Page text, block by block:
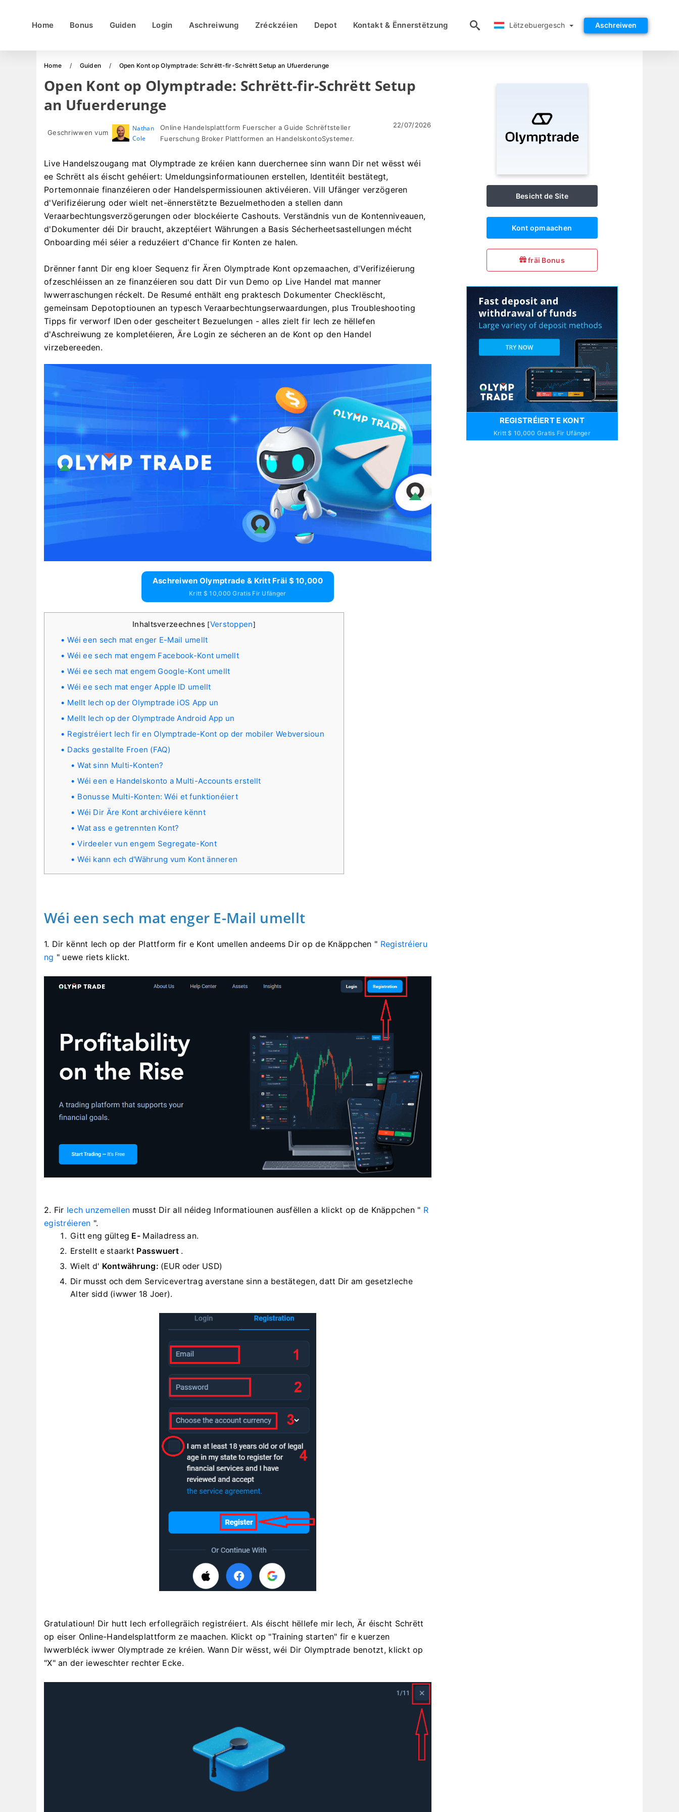
Home Bonus Guiden Login Aschreiwung Zréckzéien Depot Kontakt & Ënnerstëtzung Lëtzebuergesch Aschreiwen
Home Guiden Open Kont op Olymptrade: Schrëtt-fir-Schrëtt Setup an Ufuerderunge
Open Kont op Olymptrade: Schrëtt-fir-Schrëtt Setup
an Ufuerderunge
Geschriwwen vum
Nathan
Cole
Online Handelsplattform Fuerscher a Guide Schrëftsteller
Fuerschung Broker Plattformen an HandelskontoSystemer.
22/07/2026
Live Handelszougang mat Olymptrade ze kréien kann duerchernee sinn wann Dir net wësst wéi
ee Schrëtt als éischt gehéiert: Umeldungsinformatiounen erstellen, Identitéit bestätegt,
Portemonnaie finanzéieren oder Handelspermissiounen aktivéieren. Vill Ufänger verzögeren
d'Verifizéierung oder wielt net-ënnerstëtzte Bezuelmethoden a stellen dann
Veraarbechtungsverzögerungen oder blockéierte Cashouts. Verständnis vun de Kontenniveauen,
d'Dokumenter déi Dir braucht, akzeptéiert Währungen a Basis Sécherheetsastellungen mécht
Onboarding méi séier a reduzéiert d'Chance fir Konten ze halen.
Drënner fannt Dir eng kloer Sequenz fir Ären Olymptrade Kont opzemaachen, d'Verifizéierung
ofzeschléissen an ze finanzéieren sou datt Dir vun Demo op Live Handel mat manner
Iwwerraschungen réckelt. De Resumé enthält eng praktesch Dokumenter Checklëscht,
gemeinsam Depotoptiounen an typesch Veraarbechtungserwaardungen, plus Troubleshooting
Tipps fir verworf IDen oder gescheitert Bezuelungen - alles zielt fir Iech ze hëllefen
d'Aschreiwung ze kompletéieren, Äre Login ze sécheren an de Kont op den Handel
virzebereeden.
Aschreiwen Olymptrade & Kritt Fräi $ 10,000
Kritt $ 10,000 Gratis Fir Ufänger
Inhaltsverzeechnes [Verstoppen]
Wéi een sech mat enger E-Mail umellt
Wéi ee sech mat engem Facebook-Kont umellt
Wéi ee sech mat engem Google-Kont umellt
Wéi ee sech mat enger Apple ID umellt
Mellt Iech op der Olymptrade iOS App un
Mellt Iech op der Olymptrade Android App un
Registréiert Iech fir en Olymptrade-Kont op der mobiler Webversioun
Dacks gestallte Froen (FAQ)
Wat sinn Multi-Konten?
Wéi een e Handelskonto a Multi-Accounts erstellt
Bonusse Multi-Konten: Wéi et funktionéiert
Wéi Dir Äre Kont archivéiere kënnt
Wat ass e getrennten Kont?
Virdeeler vun engem Segregate-Kont
Wéi kann ech d'Währung vum Kont änneren
Wéi een sech mat enger E-Mail umellt
1. Dir kënnt Iech op der Plattform fir e Kont umellen andeems Dir op de Knäppchen " Registréieru
ng " uewe riets klickt.
2. Fir Iech unzemellen musst Dir all néideg Informatiounen ausfëllen a klickt op de Knäppchen " R
egistréieren ".
Gitt eng gülteg E- Mailadress an.
Erstellt e staarkt Passwuert.
Wielt d' Kontwährung: (EUR oder USD)
Dir musst och dem Servicevertrag averstane sinn a bestätegen, datt Dir am gesetzleche
Alter sidd (iwwer 18 Joer).
Gratulatioun! Dir hutt Iech erfollegräich registréiert. Als éischt hëllefe mir Iech, Är éischt Schrëtt
op eiser Online-Handelsplattform ze maachen. Klickt op "Training starten" fir e kuerzen
Iwwerbléck iwwer Olymptrade ze kréien. Wann Dir wësst, wéi Dir Olymptrade benotzt, klickt op
"X" an der ieweschter rechter Ecke.
Besicht de Site
Kont opmaachen
fräi Bonus
REGISTRÉIERT E KONT
Kritt $ 10,000 Gratis Fir Ufänger